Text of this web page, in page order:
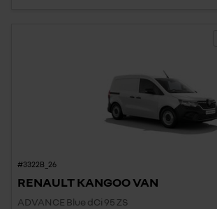
#3322B_26
RENAULT KANGOO VAN
ADVANCE Blue dCi 95 ZS